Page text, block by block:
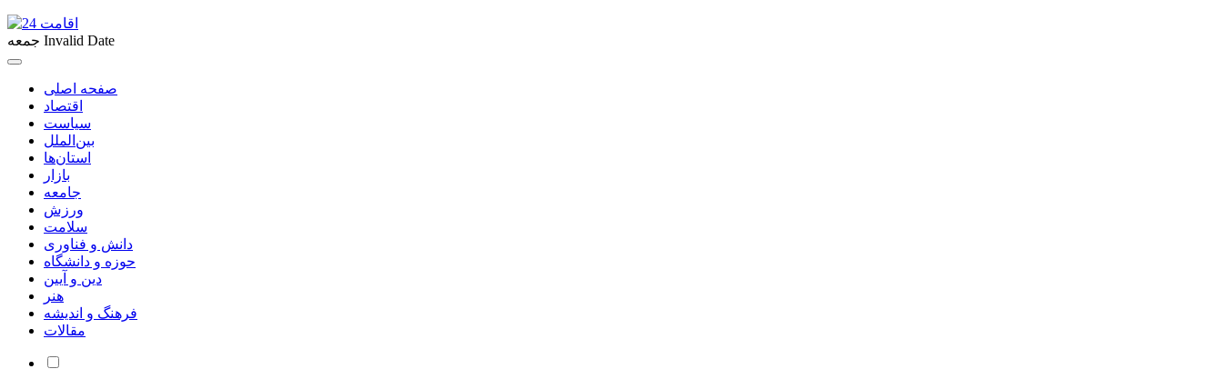
جمعه Invalid Date
صفحه اصلی
اقتصاد
سیاست
بین‌الملل
استان‌ها
بازار
جامعه
ورزش
سلامت
دانش و فناوری
حوزه و دانشگاه
دین و آیین
هنر
فرهنگ و اندیشه
مقالات